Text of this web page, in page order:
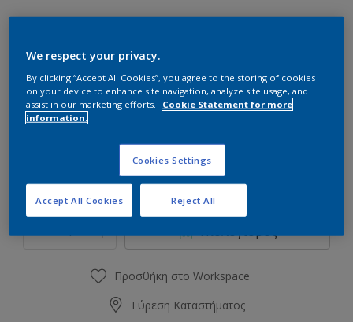
Επιλέξτε μια απόχρωση
Ποσότητα Υπολογισμός χρώματος
Υπολογισμός
Προσθήκη στο Workspace
Εύρεση Καταστήματος
We respect your privacy.
By clicking “Accept All Cookies”, you agree to the storing of cookies
on your device to enhance site navigation, analyze site usage, and
assist in our marketing efforts.
Cookie Statement for more
information.
Cookies Settings
Reject All
Accept All Cookies